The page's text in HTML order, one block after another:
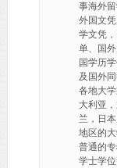
事海外
外国文
学文凭
单、国
国学历
及国外
各地大
大利亚
兰，日
地区的
普通的
学士学